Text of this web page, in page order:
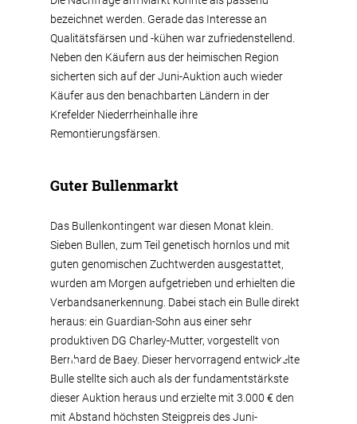
bezeichnet werden. Gerade das Interesse an
Qualitätsfärsen und -kühen war zufriedenstellend.
Neben den Käufern aus der heimischen Region
sicherten sich auf der Juni-Auktion auch wieder
Käufer aus den benachbarten Ländern in der
Krefelder Niederrheinhalle ihre
Remontierungsfärsen.
Guter Bullenmarkt
Das Bullenkontingent war diesen Monat klein.
Sieben Bullen, zum Teil genetisch hornlos und mit
guten genomischen Zuchtwerden ausgestattet,
wurden am Morgen aufgetrieben und erhielten die
Verbandsanerkennung. Dabei stach ein Bulle direkt
heraus: ein Guardian-Sohn aus einer sehr
produktiven DG Charley-Mutter, vorgestellt von
Bernhard de Baey. Dieser hervorragend entwickelte
Bulle stellte sich auch als der fundamentstärkste
dieser Auktion heraus und erzielte mit 3.000 € den
mit Abstand höchsten Steigpreis des Juni-